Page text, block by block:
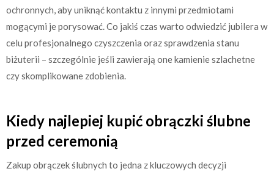
ochronnych, aby uniknąć kontaktu z innymi przedmiotami
mogącymi je porysować. Co jakiś czas warto odwiedzić jubilera w
celu profesjonalnego czyszczenia oraz sprawdzenia stanu
biżuterii – szczególnie jeśli zawierają one kamienie szlachetne
czy skomplikowane zdobienia.
Kiedy najlepiej kupić obrączki ślubne
przed ceremonią
Zakup obrączek ślubnych to jedna z kluczowych decyzji